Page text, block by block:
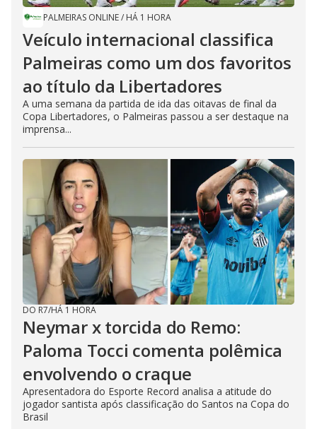
PALMEIRAS ONLINE/ HÁ 1 HORA
Veículo internacional classifica
Palmeiras como um dos favoritos
ao título da Libertadores
A uma semana da partida de ida das oitavas de final da
Copa Libertadores, o Palmeiras passou a ser destaque na
imprensa...
DO R7/HÁ 1 HORA
Neymar x torcida do Remo:
Paloma Tocci comenta polêmica
envolvendo o craque
Apresentadora do Esporte Record analisa a atitude do
jogador santista após classificação do Santos na Copa do
Brasil